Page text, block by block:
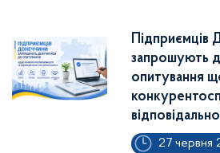
Підприємців
запрошують
опитування
27 червня